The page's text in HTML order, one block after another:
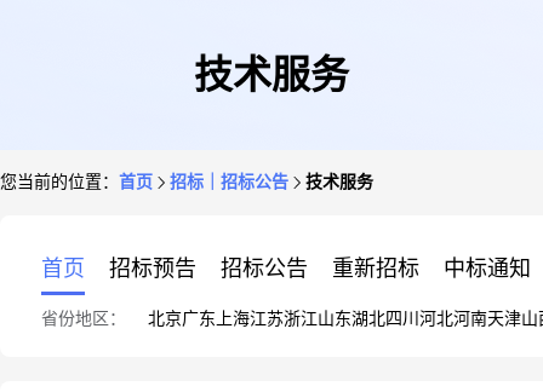
技术服务
您当前的位置： 首页 招标｜招标公告 技术服务
首页 招标预告 招标公告 重新招标 中标通知
省份地区： 北京广东 上海江苏浙江山东湖北四川 河北河南天津山